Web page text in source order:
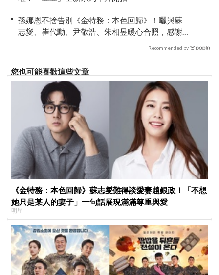
孫娜恩不捨告別《金特務：本色回歸》！曬與蘇
志燮、崔代勳、尹敬浩、朱相昱暖心合照，感謝
Recommended by
您也可能喜歡這些文章
《金特務：本色回歸》蘇志燮難得談愛妻趙銀政！「不想
她只是某人的妻子」一句話展現滿滿尊重與愛
明星